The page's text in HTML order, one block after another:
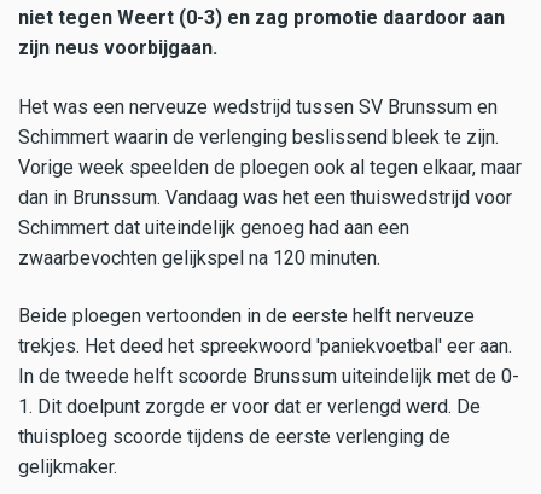
niet tegen Weert (0-3) en zag promotie daardoor aan
zijn neus voorbijgaan.
Het was een nerveuze wedstrijd tussen SV Brunssum en
Schimmert waarin de verlenging beslissend bleek te zijn.
Vorige week speelden de ploegen ook al tegen elkaar, maar
dan in Brunssum. Vandaag was het een thuiswedstrijd voor
Schimmert dat uiteindelijk genoeg had aan een
zwaarbevochten gelijkspel na 120 minuten.
Beide ploegen vertoonden in de eerste helft nerveuze
trekjes. Het deed het spreekwoord 'paniekvoetbal' eer aan.
In de tweede helft scoorde Brunssum uiteindelijk met de 0-
1. Dit doelpunt zorgde er voor dat er verlengd werd. De
thuisploeg scoorde tijdens de eerste verlenging de
gelijkmaker.